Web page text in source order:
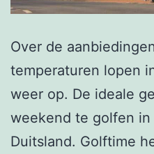
Over de
temperaturen lopen
weer op. De ideale
weekend te golfen
Duitsland. Golftime